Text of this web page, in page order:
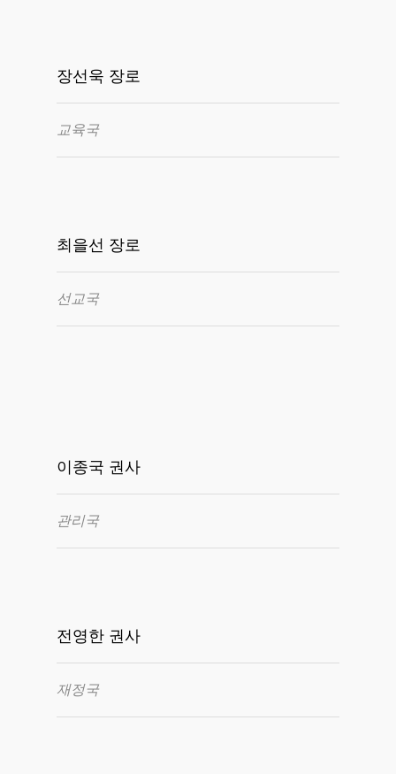
장선욱 장로
교육국
최을선 장로
선교국
이종국 권사
관리국
전영한 권사
재정국